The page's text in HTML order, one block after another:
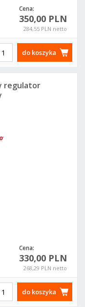
Cena:
350,00 PLN
284,55 PLN netto
do koszyka
Cena:
330,00 PLN
268,29 PLN netto
regulator
do koszyka